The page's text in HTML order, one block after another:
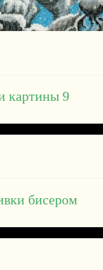
картины 9
бисером